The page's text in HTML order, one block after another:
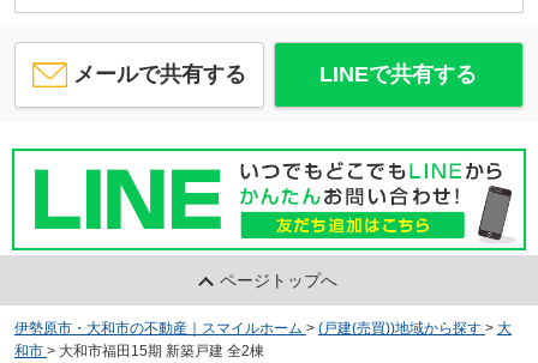
メールで共有する LINEで共有する
ページトップへ
伊勢原市・大和市の不動産｜スマイルホーム > (戸建(売買))地域から探す > 大
和市 > 大和市福田15期 新築戸建 全2棟